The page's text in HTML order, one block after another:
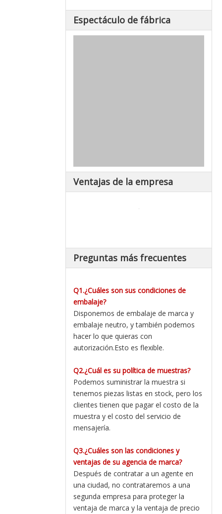
Espectáculo de fábrica
Ventajas de la empresa
Preguntas más frecuentes
Q1.¿Cuáles son sus condiciones de
embalaje?
Disponemos de embalaje de marca y
embalaje neutro, y también podemos
hacer lo que quieras con
autorización.Esto es flexible.
Q2.¿Cuál es su política de muestras?
Podemos suministrar la muestra si
tenemos piezas listas en stock, pero los
clientes tienen que pagar el costo de la
muestra y el costo del servicio de
mensajería.
Q3.¿Cuáles son las condiciones y
ventajas de su agencia de marca?
Después de contratar a un agente en
una ciudad, no contrataremos a una
segunda empresa para proteger la
ventaja de marca y la ventaja de precio